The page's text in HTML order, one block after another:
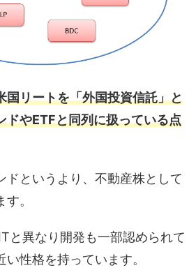
国リートを「外国投資信託」と
ドやETFと同列に扱っている点
ドというより、不動産株として
。
と異なり開発も一部認められて
性格を持っています。